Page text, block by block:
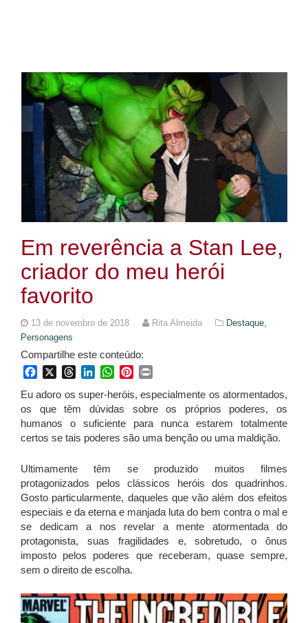
Em reverência a Stan Lee,
criador do meu herói
favorito
13 de novembro de 2018 Rita Almeida
Destaque,
Personagens
Compartilhe este conteúdo:
FacebookThreadsLinkedInWhatsApp
Pinterest
Eu adoro os super-heróis, especialmente os atormentados,
os que têm dúvidas sobre os próprios poderes, os
humanos o suficiente para nunca estarem totalmente
certos se tais poderes são uma benção ou uma maldição.
Ultimamente têm se produzido muitos filmes
protagonizados pelos clássicos heróis dos quadrinhos.
Gosto particularmente, daqueles que vão além dos efeitos
especiais e da eterna e manjada luta do bem contra o mal e
se dedicam a nos revelar a mente atormentada do
protagonista, suas fragilidades e, sobretudo, o ônus
imposto pelos poderes que receberam, quase sempre,
sem o direito de escolha.